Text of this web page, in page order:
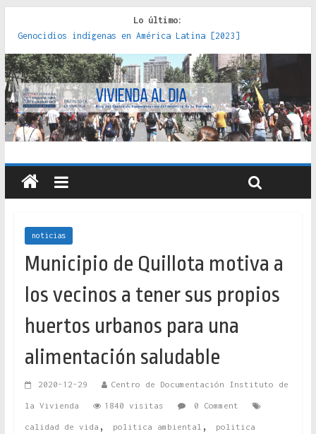
Lo último:
Genocidios indígenas en América Latina [2023]
Estudios sobre la espacialización de los Estados :
políticas, prácticas y representaciones [2022]
Donde el pedernal choca con el acero : hacia una teoría
crítica de las fronteras latinoamericanas [2020]
Criterios técnicos para una vivienda adecuada [2019]
Red de consultorios de la Caja del Seguro Obrero en
Santiago : un patrimonio emblemático [2014]
noticias
Municipio de Quillota motiva a
los vecinos a tener sus propios
huertos urbanos para una
alimentación saludable
2020-12-29 Centro de Documentación Instituto de
la Vivienda 1840 visitas 0 Comment
calidad de vida , politica ambiental , politica